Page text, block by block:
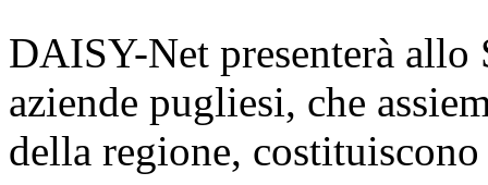
DAISY-Net presenterà
aziende pugliesi, che
della regione,